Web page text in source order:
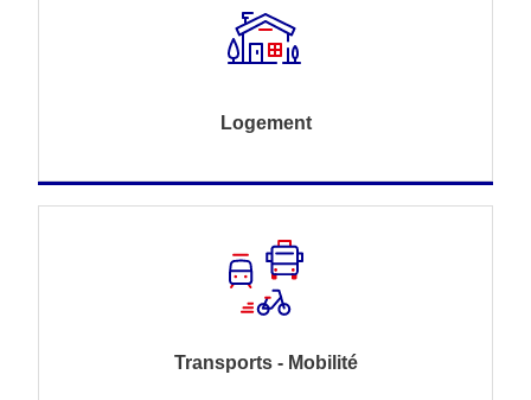
Logement
Transports - Mobilité